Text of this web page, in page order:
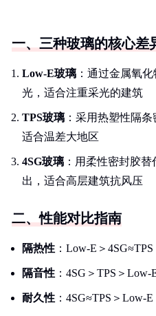
一、三种玻璃的核心差
Low-E玻璃 ：通过金属氧
光，适合注重采光的建筑
TPS玻璃 ：采用热塑性隔
适合温差大地区
4SG玻璃 ：用柔性密封胶
出，适合高层建筑抗风压
二、性能对比指南
隔热性 ：Low-E＞
隔音性 ：4SG＞TPS＞
耐久性 ：4SG≈TPS＞Low-